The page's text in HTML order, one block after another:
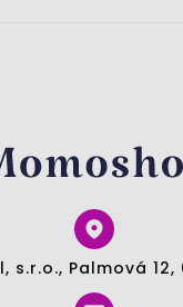
s.r.o., Palmová 12,